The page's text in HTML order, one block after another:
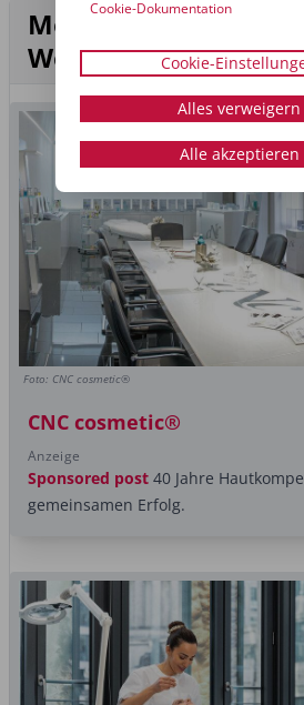
Mehr aus der Rubrik
Weiterbildung
Foto: CNC cosmetic®
CNC cosmetic®
Anzeige
Sponsored post 40 Jahre
gemeinsamen Erfolg.
Cookie-Dokumentation
Cookie-
Alles verweigern
Alle akzeptieren